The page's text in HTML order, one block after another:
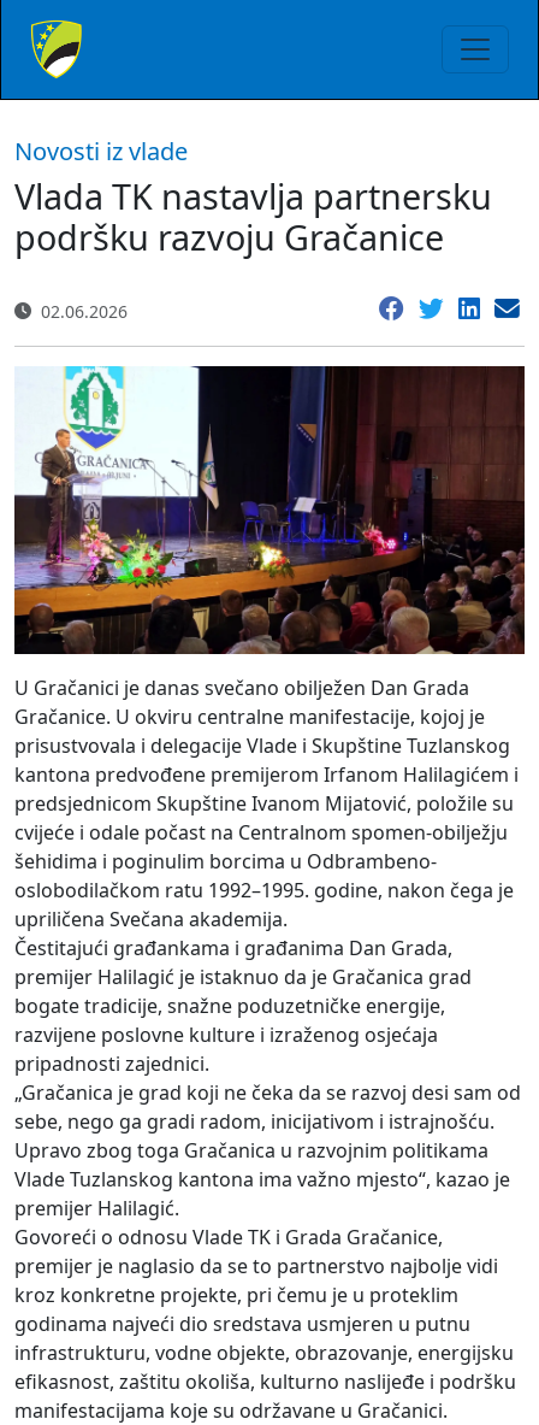
Novosti iz vlade
Vlada TK nastavlja partnersku
podršku razvoju Gračanice
02.06.2026
U Gračanici je danas svečano obilježen Dan Grada
Gračanice. U okviru centralne manifestacije, kojoj je
prisustvovala i delegacije Vlade i Skupštine Tuzlanskog
kantona predvođene premijerom Irfanom Halilagićem i
predsjednicom Skupštine Ivanom Mijatović, položile su
cvijeće i odale počast na Centralnom spomen-obilježju
šehidima i poginulim borcima u Odbrambeno-
oslobodilačkom ratu 1992–1995. godine, nakon čega je
upriličena Svečana akademija.
Čestitajući građankama i građanima Dan Grada,
premijer Halilagić je istaknuo da je Gračanica grad
bogate tradicije, snažne poduzetničke energije,
razvijene poslovne kulture i izraženog osjećaja
pripadnosti zajednici.
„Gračanica je grad koji ne čeka da se razvoj desi sam od
sebe, nego ga gradi radom, inicijativom i istrajnošću.
Upravo zbog toga Gračanica u razvojnim politikama
Vlade Tuzlanskog kantona ima važno mjesto“, kazao je
premijer Halilagić.
Govoreći o odnosu Vlade TK i Grada Gračanice,
premijer je naglasio da se to partnerstvo najbolje vidi
kroz konkretne projekte, pri čemu je u proteklim
godinama najveći dio sredstava usmjeren u putnu
infrastrukturu, vodne objekte, obrazovanje, energijsku
efikasnost, zaštitu okoliša, kulturno naslijeđe i podršku
manifestacijama koje su održavane u Gračanici.